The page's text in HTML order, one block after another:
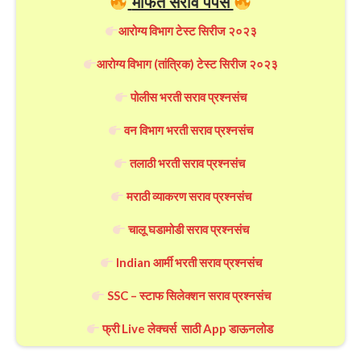
आरोग्य विभाग टेस्ट सिरीज २०२३
आरोग्य विभाग (तांत्रिक) टेस्ट सिरीज २०२३
पोलीस भरती सराव प्रश्नसंच
वन विभाग भरती सराव प्रश्नसंच
तलाठी भरती सराव प्रश्नसंच
मराठी व्याकरण सराव प्रश्नसंच
चालू घडामोडी सराव प्रश्नसंच
Indian आर्मी भरती सराव प्रश्नसंच
SSC – स्टाफ सिलेक्शन सराव प्रश्नसंच
फ्री Live लेक्चर्स साठी App डाऊनलोड